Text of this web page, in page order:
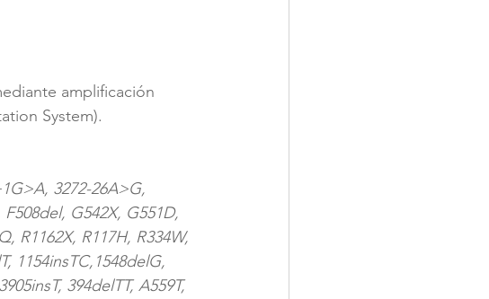
amplificación
System).
3272-26A>G,
G542X, G551D,
R1162X, R117H, R334W,
1154insTC,1548delG,
394delTT, A559T,